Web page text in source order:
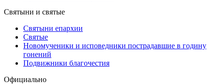
Святыни и святые
Святыни епархии
Святые
Новомученики и исповедники пострадавшие в годину
гонений
Подвижники благочестия
Официально